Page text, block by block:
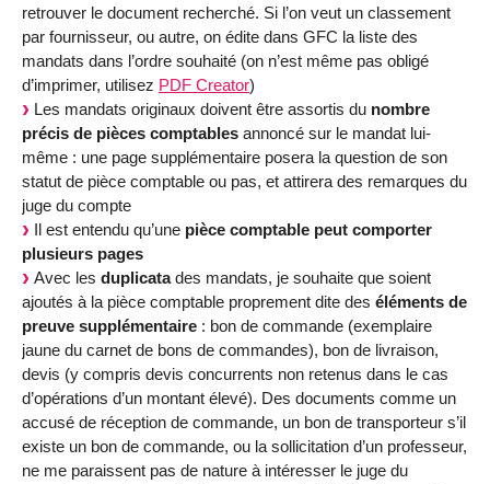
retrouver le document recherché. Si l’on veut un classement
par fournisseur, ou autre, on édite dans GFC la liste des
mandats dans l’ordre souhaité (on n’est même pas obligé
d’imprimer, utilisez PDF Creator)
Les mandats originaux doivent être assortis du nombre
précis de pièces comptables annoncé sur le mandat lui-
même : une page supplémentaire posera la question de son
statut de pièce comptable ou pas, et attirera des remarques du
juge du compte
Il est entendu qu’une pièce comptable peut comporter
plusieurs pages
Avec les duplicatades mandats, je souhaite que soient
ajoutés à la pièce comptable proprement dite des éléments de
preuve supplémentaire : bon de commande (exemplaire
jaune du carnet de bons de commandes), bon de livraison,
devis (y compris devis concurrents non retenus dans le cas
d’opérations d’un montant élevé). Des documents comme un
accusé de réception de commande, un bon de transporteur s’il
existe un bon de commande, ou la sollicitation d’un professeur,
ne me paraissent pas de nature à intéresser le juge du